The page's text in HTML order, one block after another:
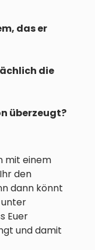
das er
die
überzeugt?
mit einem
den
dann könnt
unter
Euer
und damit